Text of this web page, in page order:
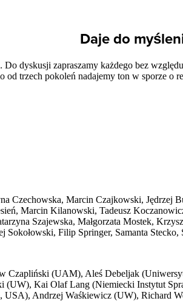
Daje do
dyskusji zapraszamy każdego bez
trzech pokoleń nadajemy ton w sporze o
Czechowska, Marcin Czajkowski,
Marcin Kilanowski, Tadeusz
Szajewska, Małgorzata Mostek,
Sokołowski, Filip Springer, Samanta
Czapliński (UAM), Aleś Debeljak
Kai Olaf Lang (Niemiecki Instytut
USA), Andrzej Waśkiewicz (UW), Richard